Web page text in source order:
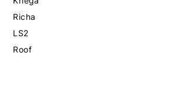
Richa
LS2
Roof